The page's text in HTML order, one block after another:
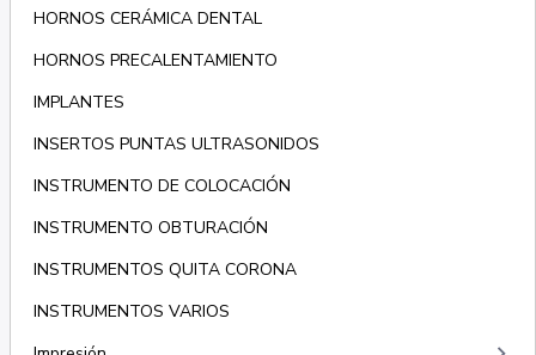
HORNOS CERÁMICA DENTAL
HORNOS PRECALENTAMIENTO
IMPLANTES
INSERTOS PUNTAS ULTRASONIDOS
INSTRUMENTO DE COLOCACIÓN
INSTRUMENTO OBTURACIÓN
INSTRUMENTOS QUITA CORONA
INSTRUMENTOS VARIOS